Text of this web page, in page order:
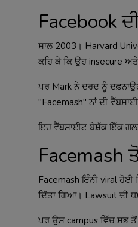
Facebook
ਸਾਲ 2003। Harvard
ਕਹਿ ਕੇ ਕਿ ਉਹ insecure
ਪਰ Mark ਨੇ ਦਰਦ ਨੂੰ
"Facemash" ਨਾਂ ਦੀ
ਇਹ ਵੈੱਬਸਾਈਟ ਬੇਸ਼ੱਕ ਇੱਕ
Facemash
Facemash ਇੰਨੀ viral ਹੋਈ
ਦਿੱਤਾ ਗਿਆ। Lawsuit ਦੀ
ਪਰ ਉਸ campus ਵਿੱਚ ਸਭ